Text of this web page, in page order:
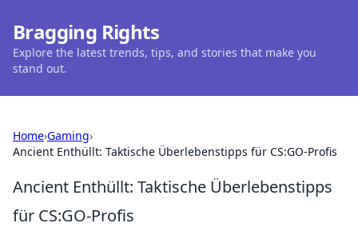
Bragging Rights
Explore the latest trends, tips, and stories that make you
stand out.
Home›Gaming›
Ancient Enthüllt: Taktische Überlebenstipps für CS:GO-Profis
Ancient Enthüllt: Taktische Überlebenstipps
für CS:GO-Profis